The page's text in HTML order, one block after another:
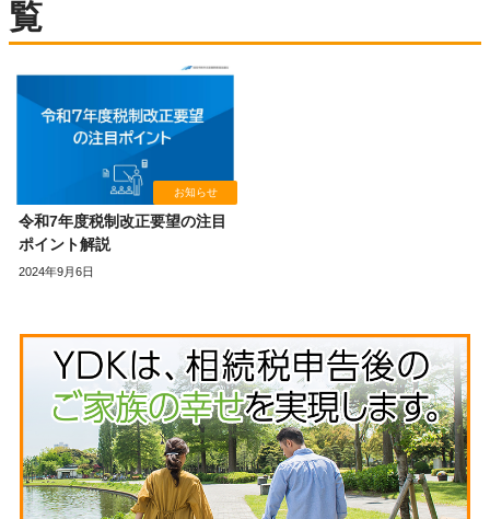
覧
お知らせ
令和7年度税制改正要望の注目
ポイント解説
2024年9月6日